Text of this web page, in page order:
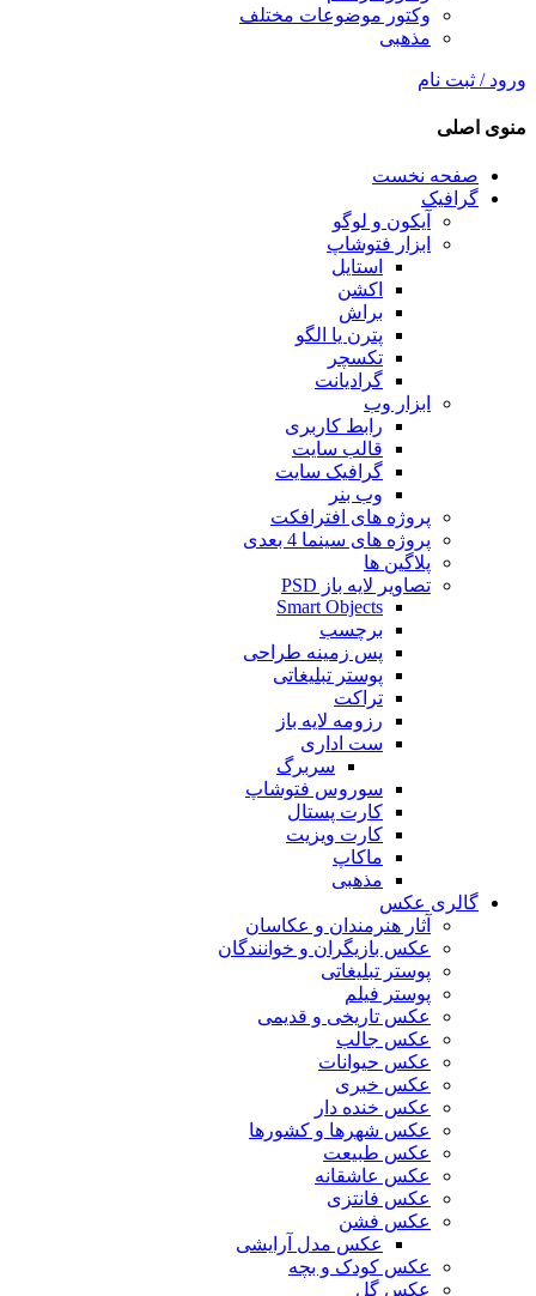
وکتور موضوعات مختلف
مذهبی
ورود / ثبت نام
منوی اصلی
صفحه نخست
گرافیک
آیکون و لوگو
ابزار فتوشاپ
استایل
اکشن
براش
پترن یا الگو
تکسچر
گرادیانت
ابزار وب
رابط کاربری
قالب سایت
گرافیک سایت
وب بنر
پروژه های افترافکت
پروژه های سینما 4 بعدی
پلاگین ها
تصاویر لایه باز PSD
Smart Objects
برچسب
پس زمینه طراحی
پوستر تبلیغاتی
تراکت
رزومه لایه باز
ست اداری
سربرگ
سوروس فتوشاپ
کارت پستال
کارت ویزیت
ماکاپ
مذهبی
گالری عکس
آثار هنرمندان و عکاسان
عکس بازیگران و خوانندگان
پوستر تبلیغاتی
پوستر فیلم
عکس تاریخی و قدیمی
عکس جالب
عکس حیوانات
عکس خبری
عکس خنده دار
عکس شهرها و کشورها
عکس طبیعت
عکس عاشقانه
عکس فانتزی
عکس فشن
عکس مدل آرایشی
عکس کودک و بچه
عکس گل